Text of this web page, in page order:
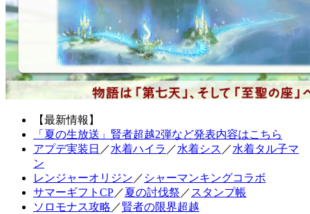
【最新情報】
「夏の生放送」賢者超越2弾など発表内容はこちら
アプデ実装日 ／水着ハイラ ／水着シス ／水着タル子マ
ン
レンジャーオリジン ／ シャーマンキングコラボ
サマーギフトCP／夏の討伐祭 ／ スタンプ帳
ソロモナス攻略 ／賢者の限界超越